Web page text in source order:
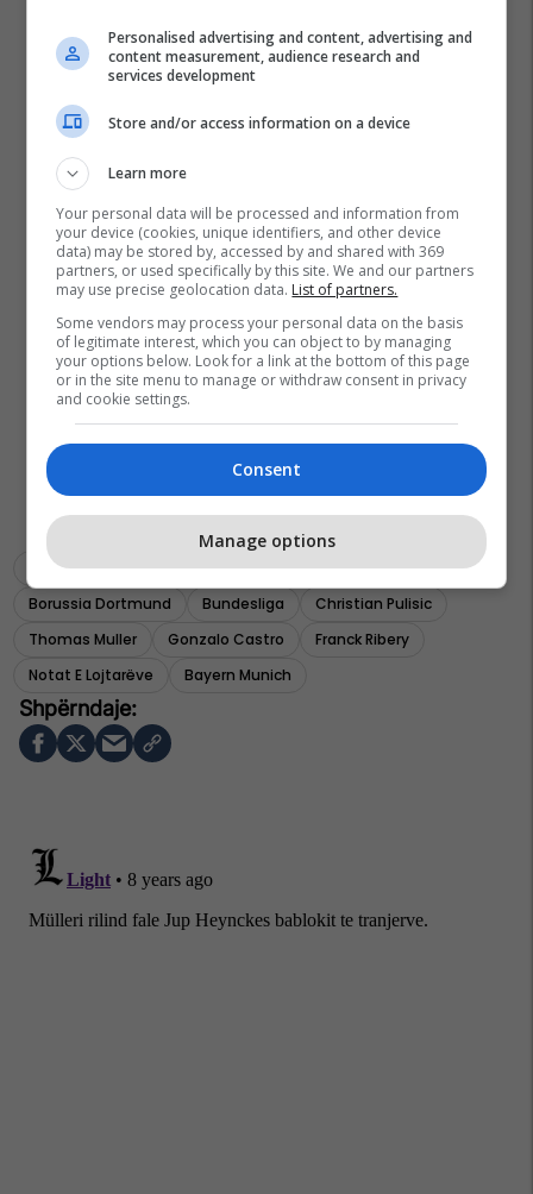
Lukasz Piszczek Robert Lewandowski
James Rodriguez
Borussia Dortmund
Bundesliga
Christian Pulisic
Thomas Muller
Gonzalo Castro
Franck Ribery
Notat E Lojtarëve
Bayern Munich
Personalised advertising and content, advertising and
content measurement, audience research and
services development
Store and/or access information on a device
Learn more
Your personal data will be processed and information from
your device (cookies, unique identifiers, and other device
data) may be stored by, accessed by and shared with 369
partners, or used specifically by this site. We and our partners
may use precise geolocation data. List of partners.
Some vendors may process your personal data on the basis
of legitimate interest, which you can object to by managing
your options below. Look for a link at the bottom of this page
or in the site menu to manage or withdraw consent in privacy
and cookie settings.
Consent
Manage options